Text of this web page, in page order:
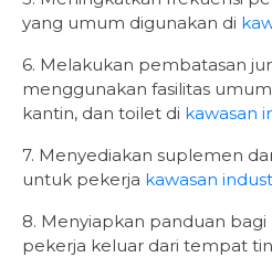
yang umum digunakan di
6. Melakukan pembatasan
menggunakan fasilitas
kantin, dan toilet di kawasan
7. Menyediakan suplemen
untuk pekerja kawasan
8. Menyiapkan panduan
pekerja keluar dari tempat